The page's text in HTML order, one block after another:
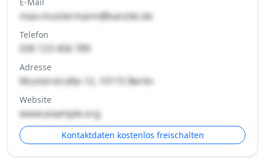
max.mustermann@kanzlei.de
Telefon
030 123 456 789
Adresse
Musterstraße 12, 10115 Berlin
Website
www.example.org
Kontaktdaten kostenlos freischalten